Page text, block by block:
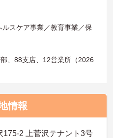
スケア事業／教育事業／保
、88支店、12営業所（2026
情報
175-2 上菅沢テナント3号